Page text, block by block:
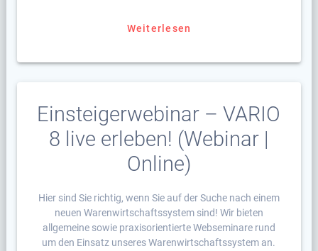
Weiterlesen
Einsteigerwebinar – VARIO
8 live erleben! (Webinar |
Online)
Hier sind Sie richtig, wenn Sie auf der Suche nach einem
neuen Warenwirtschaftssystem sind! Wir bieten
allgemeine sowie praxisorientierte Webseminare rund
um den Einsatz unseres Warenwirtschaftssystem an.